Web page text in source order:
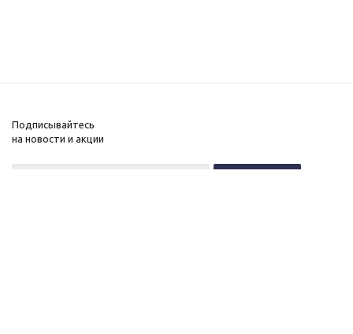
Подписывайтесь
на новости и акции